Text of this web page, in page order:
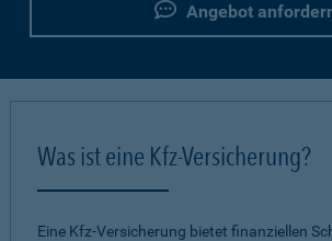
Angebot
Was ist eine Kfz-Versicherung?
Eine Kfz-Versicherung bietet finanziellen